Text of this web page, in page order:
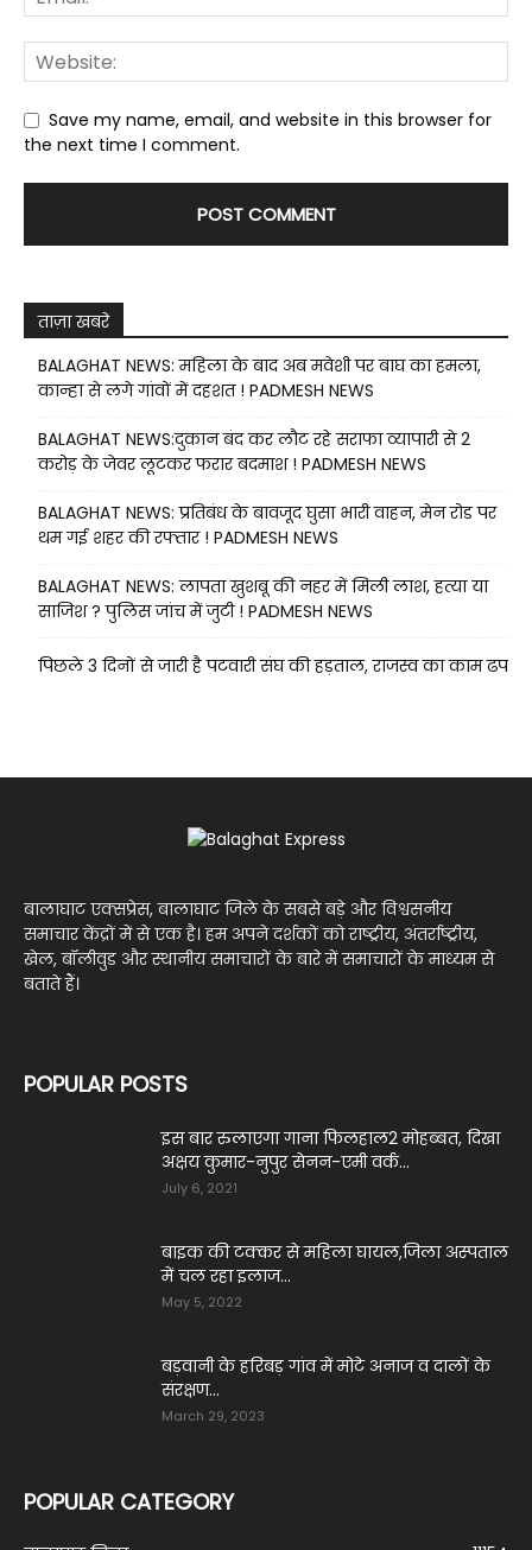
Save my name, email, and website in this browser for
the next time I comment.
ताज़ा खबरे
BALAGHAT NEWS: महिला के बाद अब मवेशी पर बाघ का हमला,
कान्हा से लगे गांवों में दहशत ! PADMESH NEWS
BALAGHAT NEWS:दुकान बंद कर लौट रहे सराफा व्यापारी से 2
करोड़ के जेवर लूटकर फरार बदमाश ! PADMESH NEWS
BALAGHAT NEWS: प्रतिबंध के बावजूद घुसा भारी वाहन, मेन रोड पर
थम गई शहर की रफ्तार ! PADMESH NEWS
BALAGHAT NEWS: लापता खुशबू की नहर में मिली लाश, हत्या या
साजिश ? पुलिस जांच में जुटी ! PADMESH NEWS
पिछले 3 दिनों से जारी है पटवारी संघ की हड़ताल, राजस्व का काम ढप
बालाघाट एक्सप्रेस, बालाघाट जिले के सबसे बड़े और विश्वसनीय
समाचार केंद्रों में से एक है। हम अपने दर्शकों को राष्ट्रीय, अंतर्राष्ट्रीय,
खेल, बॉलीवुड और स्थानीय समाचारों के बारे में समाचारों के माध्यम से
बताते हैं।
POPULAR POSTS
इस बार रुलाएगा गाना फिलहाल2 मोहब्बत, दिखा
अक्षय कुमार-नुपुर सेनन-एमी वर्क...
July 6, 2021
बाइक की टक्कर से महिला घायल,जिला अस्पताल
में चल रहा इलाज...
May 5, 2022
बड़वानी के हरिबड़ गांव में मोटे अनाज व दालों के
संरक्षण...
March 29, 2023
POPULAR CATEGORY